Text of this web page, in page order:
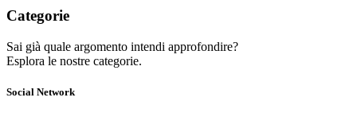
Categorie
Sai già quale argomento intendi approfondire?
Esplora le nostre categorie.
Social Network